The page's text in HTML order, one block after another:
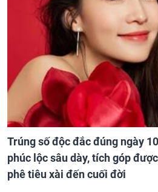
Trúng số độc đắc đúng ngày
phúc lộc sâu dày, tích góp
phê tiêu xài đến cuối đời